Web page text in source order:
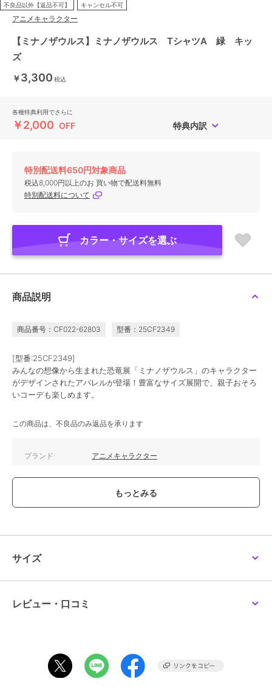
不良品以外【返品不可】 キャンセル不可
アニメキャラクター
【ミナノザウルス】ミナノザウルス TシャツA 緑 キッ
ズ
￥3,300 税込
各種特典利用でさらに
￥2,000 OFF 特典内訳
特別配送料650円対象商品
税込8,000円以上のお 買い物で配送料無料
特別配送料について
カラー・サイズを選ぶ
商品説明
商品番号：CF022-62803 型番：25CF2349
[型番:25CF2349]
みんなの想像から生まれた恐竜展「ミナノザウルス」のキャラクター
がデザインされたアパレルが登場！豊富なサイズ展開で、親子おそろ
いコーデも楽しめます。
この商品は、不良品のみ返品を承ります
ブランド アニメキャラクター
系グッズ
サイズ 120,XS
素材
サイズ
レビュー・口コミ